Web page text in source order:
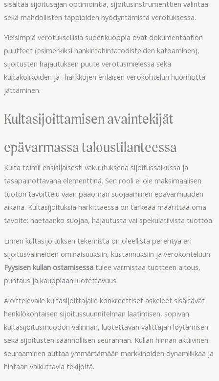
sisältää sijoitusajan optimointia, sijoitusinstrumenttien valintaa
sekä mahdollisten tappioiden hyödyntämistä verotuksessa.
Yleisimpiä verotuksellisia sudenkuoppia ovat dokumentaation
puutteet (esimerkiksi hankintahintatodisteiden katoaminen),
sijoitusten hajautuksen puute verotusmielessä sekä
kultakolikoiden ja -harkkojen erilaisen verokohtelun huomiotta
jättäminen.
Kultasijoittamisen avaintekijät
epävarmassa taloustilanteessa
Kulta toimii ensisijaisesti vakuutuksena sijoitussalkussa ja
tasapainottavana elementtinä. Sen rooli ei ole maksimaalisen
tuoton tavoittelu vaan pääoman suojaaminen epävarmuuden
aikana. Kultasijoituksia harkittaessa on tärkeää määrittää oma
tavoite: haetaanko suojaa, hajautusta vai spekulatiivista tuottoa.
Ennen kultasijoituksen tekemistä on oleellista perehtyä eri
sijoitusvälineiden ominaisuuksiin, kustannuksiin ja verokohteluun.
Fyysisen kullan ostamisessatulee varmistaa tuotteen aitous,
puhtaus ja kauppiaan luotettavuus.
Aloittelevalle kultasijoittajalle konkreettiset askeleet sisältävät
henkilökohtaisen sijoitussuunnitelman laatimisen, sopivan
kultasijoitusmuodon valinnan, luotettavan välittäjän löytämisen
sekä sijoitusten säännöllisen seurannan. Kullan hinnan aktiivinen
seuraaminen auttaa ymmärtämään markkinoiden dynamiikkaa ja
hintaan vaikuttavia tekijöitä.